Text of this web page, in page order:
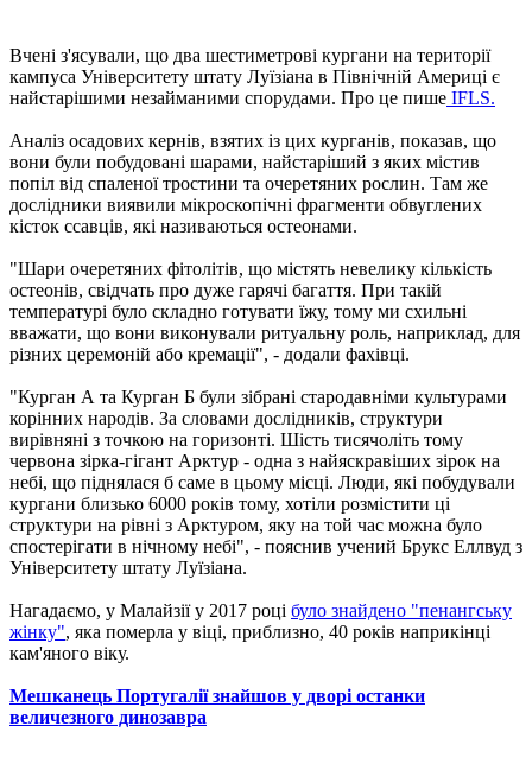
Вчені з'ясували, що два шестиметрові кургани на території
кампуса Університету штату Луїзіана в Північній Америці є
найстарішими незайманими спорудами. Про це пише IFLS.
Аналіз осадових кернів, взятих із цих курганів, показав, що
вони були побудовані шарами, найстаріший з яких містив
попіл від спаленої тростини та очеретяних рослин. Там же
дослідники виявили мікроскопічні фрагменти обвуглених
кісток ссавців, які називаються остеонами.
"Шари очеретяних фітолітів, що містять невелику кількість
остеонів, свідчать про дуже гарячі багаття. При такій
температурі було складно готувати їжу, тому ми схильні
вважати, що вони виконували ритуальну роль, наприклад, для
різних церемоній або кремації", - додали фахівці.
"Курган А та Курган Б були зібрані стародавніми культурами
корінних народів. За словами дослідників, структури
вирівняні з точкою на горизонті. Шість тисячоліть тому
червона зірка-гігант Арктур ​​- одна з найяскравіших зірок на
небі, що піднялася б саме в цьому місці. Люди, які побудували
кургани близько 6000 років тому, хотіли розмістити ці
структури на рівні з Арктуром, яку на той час можна було
спостерігати в нічному небі", - пояснив учений Брукс Еллвуд з
Університету штату Луїзіана.
Нагадаємо, у Малайзії у 2017 році було знайдено "пенангську
жінку", яка померла у віці, приблизно, 40 років наприкінці
кам'яного віку.
Мешканець Португалії знайшов у дворі останки
величезного динозавра